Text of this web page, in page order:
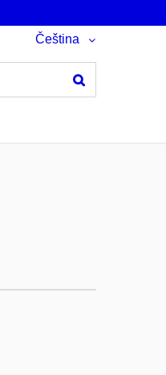
Čeština